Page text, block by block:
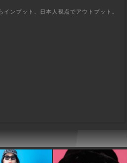
ンプット、日本人視点でアウトプット。